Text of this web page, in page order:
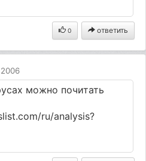
0 ответить
можно почитать
ru/analysis?